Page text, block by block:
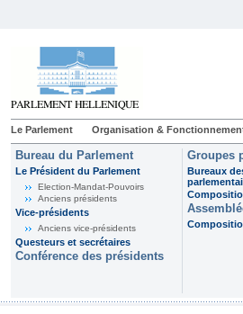
Le Parlement Organisation &
Bureau du Parlement
Le Président du Parlement
Election-Mandat-Pouvoirs
Anciens présidents
Vice-présidents
Anciens vice-présidents
Questeurs et secrétaires
Conférence des présidents
Groupes
Bureaux